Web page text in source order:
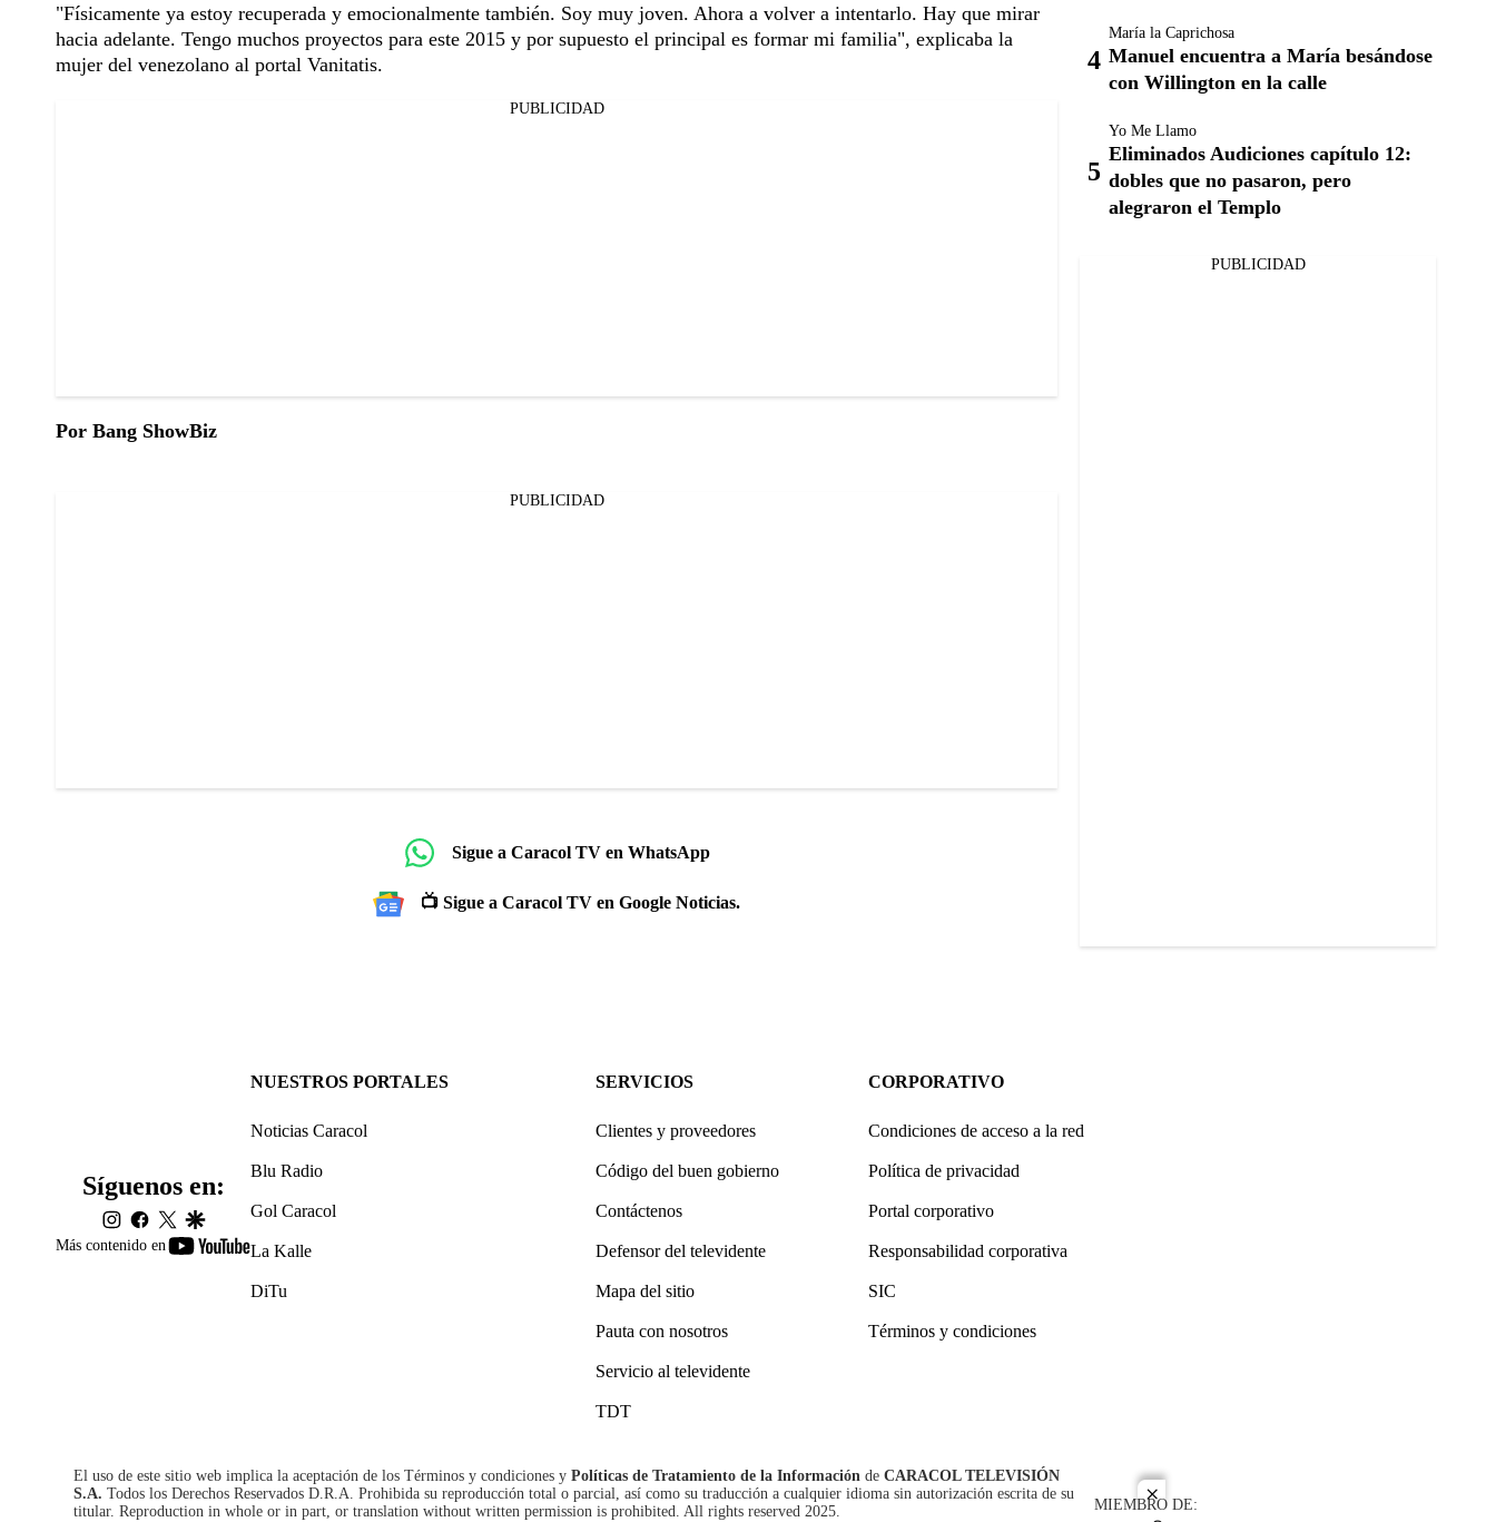
close
"Físicamente ya estoy recuperada y emocionalmente también. Soy muy joven. Ahora a volver a intentarlo. Hay que mirar
hacia adelante. Tengo muchos proyectos para este 2015 y por supuesto el principal es formar mi familia", explicaba la
mujer del venezolano al portal Vanitatis.
PUBLICIDAD
Por Bang ShowBiz
PUBLICIDAD
Sigue a Caracol TV en WhatsApp
📺 Sigue a Caracol TV en Google Noticias.
María la Caprichosa
Manuel encuentra a María besándose
con Willington en la calle
Yo Me Llamo
Eliminados Audiciones capítulo 12:
dobles que no pasaron, pero
alegraron el Templo
PUBLICIDAD
Más contenido en
youtube-
Síguenos en:
instagram
facebook
twittergoogle
NUESTROS PORTALES
Noticias Caracol
Blu Radio
Gol Caracol
La Kalle
DiTu
SERVICIOS
Clientes y proveedores
Código del buen gobierno
Contáctenos
Defensor del televidente
Mapa del sitio
Pauta con nosotros
Servicio al televidente
TDT
CORPORATIVO
Condiciones de acceso a la red
Política de privacidad
Portal corporativo
Responsabilidad corporativa
SIC
Términos y condiciones
El uso de este sitio web implica la aceptación de los Términos y condiciones y Políticas de Tratamiento de la Información de CARACOL TELEVISIÓN
S.A. Todos los Derechos Reservados D.R.A. Prohibida su reproducción total o parcial, así como su traducción a cualquier idioma sin autorización escrita de su
titular. Reproduction in whole or in part, or translation without written permission is prohibited. All rights reserved 2025.
MIEMBRO DE: